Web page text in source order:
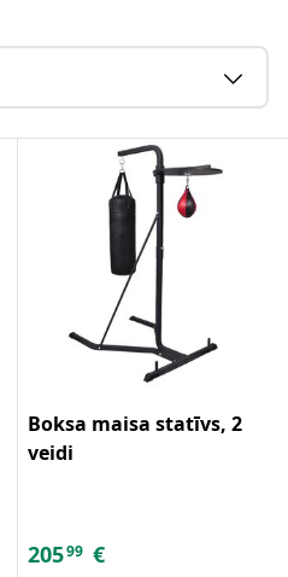
Boksa maisa statīvs, 2
veidi
20599 €